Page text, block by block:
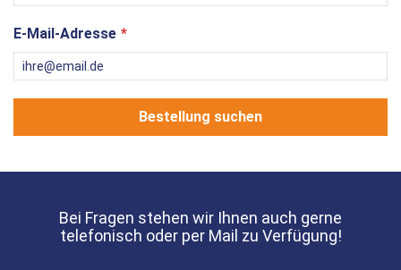
E-Mail-Adresse
Bestellung suchen
Bei Fragen stehen wir Ihnen auch gerne
telefonisch oder per Mail zu Verfügung!